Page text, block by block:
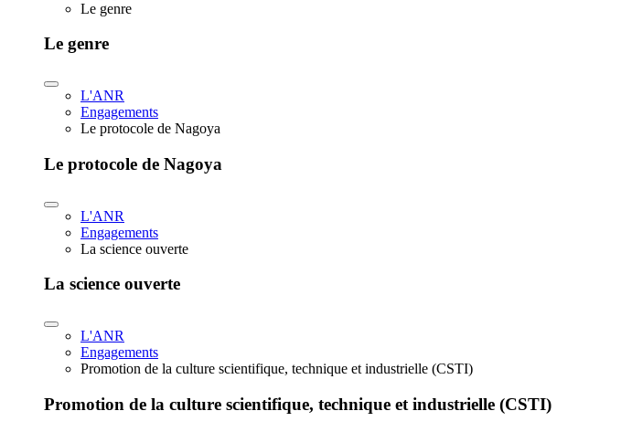
Le genre
Le genre
L'ANR
Engagements
Le protocole de Nagoya
Le protocole de Nagoya
L'ANR
Engagements
La science ouverte
La science ouverte
L'ANR
Engagements
Promotion de la culture scientifique, technique et industrielle (CSTI)
Promotion de la culture scientifique, technique et industrielle (CSTI)